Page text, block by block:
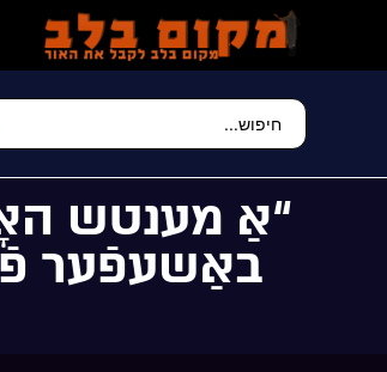
“אַ מענטש
באַשעפֿער